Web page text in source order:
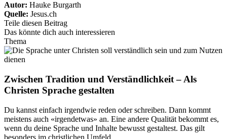
Autor: Hauke Burgarth
Quelle: Jesus.ch
Teile diesen Beitrag
Das könnte dich auch interessieren
Thema
Zwischen Tradition und Verständlichkeit – Als
Christen Sprache gestalten
Du kannst einfach irgendwie reden oder schreiben. Dann kommt
meistens auch «irgendetwas» an. Eine andere Qualität bekommt es,
wenn du deine Sprache und Inhalte bewusst gestaltest. Das gilt
besonders im christlichen Umfeld.